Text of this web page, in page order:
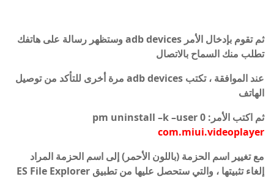
ثم تقوم بإدخال الأمر adb devices وستظهر رسالة على هاتفك
تطلب منك السماح بالاتصال
عند الموافقة ، تكتب adb devices مرة أخرى للتأكد من توصيل
الهاتف
ثم اكتب الأمر: pm uninstall –k –user 0
com.miui.videoplayer
مع تغيير اسم الحزمة (باللون الأحمر) إلى اسم الحزمة المراد
إلغاء تثبيتها ، والتي ستحصل عليها من تطبيق ES File Explorer